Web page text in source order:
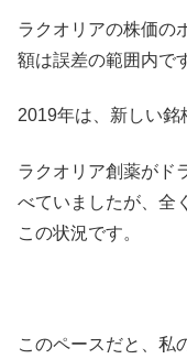
ラクオリアの株価の
額は誤差の範囲内で
2019年は、新しい銘
ラクオリア創薬がド
べていましたが、全
この状況です。
このペースだと、私